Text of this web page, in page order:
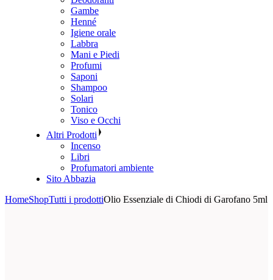
Gambe
Henné
Igiene orale
Labbra
Mani e Piedi
Profumi
Saponi
Shampoo
Solari
Tonico
Viso e Occhi
Altri Prodotti
Incenso
Libri
Profumatori ambiente
Sito Abbazia
HomeShopTutti i prodottiOlio Essenziale di Chiodi di Garofano 5ml